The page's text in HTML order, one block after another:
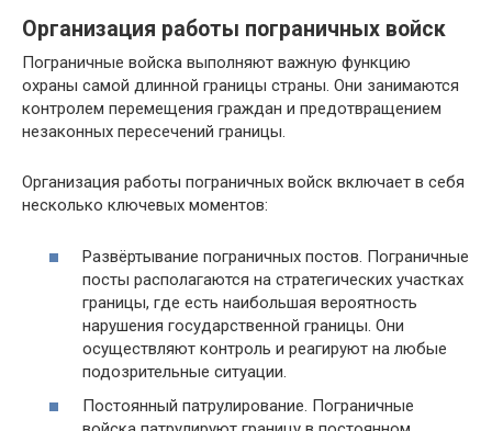
Организация работы пограничных войск
Пограничные войска выполняют важную функцию
охраны самой длинной границы страны. Они занимаются
контролем перемещения граждан и предотвращением
незаконных пересечений границы.
Организация работы пограничных войск включает в себя
несколько ключевых моментов:
Развёртывание пограничных постов. Пограничные
посты располагаются на стратегических участках
границы, где есть наибольшая вероятность
нарушения государственной границы. Они
осуществляют контроль и реагируют на любые
подозрительные ситуации.
Постоянный патрулирование. Пограничные